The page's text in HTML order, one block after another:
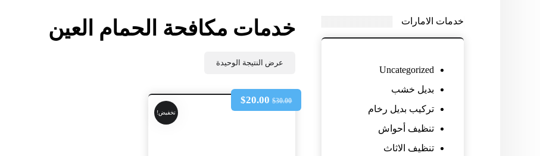
خدمات مكافحة الحمام العين
عرض النتيجة الوحيدة
تخفيض!
$30.00
$20.00
خدمات الامارات
Uncategorized
بديل خشب
تركيب بديل رخام
تنظيف أحواش
تنظيف الاثاث